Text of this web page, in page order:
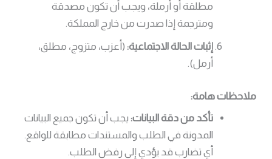
مطلقة أو أرملة، ويجب أن تكون مصدقة
ومترجمة إذا صدرت من خارج المملكة.
إثبات الحالة الاجتماعية: (أعزب، متزوج، مطلق،
أرمل).
ملاحظات هامة:
تأكد من دقة البيانات: يجب أن تكون جميع البيانات
المدونة في الطلب والمستندات مطابقة للواقع.
أي تضارب قد يؤدي إلى رفض الطلب.